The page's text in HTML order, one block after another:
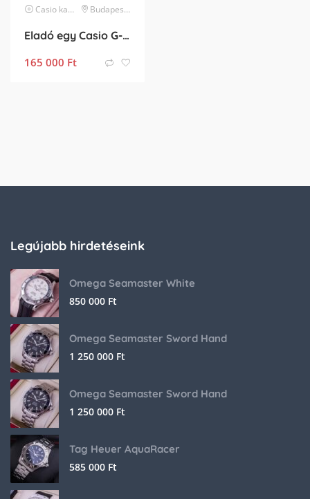
Casio karóra Budapest X. kerület
Eladó egy Casio G-Shock G-Squad DW-H5600EX-1ER óra!
165 000 Ft
Legújabb hirdetéseink
Omega Seamaster White
850 000 Ft
Omega Seamaster Sword Hand
1 250 000 Ft
Omega Seamaster Sword Hand
1 250 000 Ft
Tag Heuer AquaRacer
585 000 Ft